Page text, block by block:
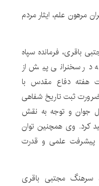
مرهون علم، ایثار مردم
باقری، فرمانده سپاه
در سخنرانی پیش از
هفته دفاع مقدس با
ضرورت ثبت تاریخ شفاهی
جوان و توجه به نقش
کرد. وی همچنین توان
پیشرفت علمی و قدرت
سرهنگ مجتبی باقری